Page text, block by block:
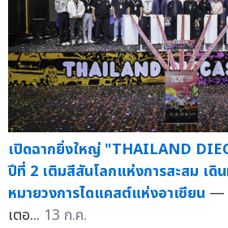
เปิดฉากยิ่งใหญ่ "THAILAND
ปีที่ 2 เติมสีสันโลกแห่งการสะสม เดิ
หมายวงการไดแคสต์แห่งอาเซียน —
เตอ... 13 ก.ค.